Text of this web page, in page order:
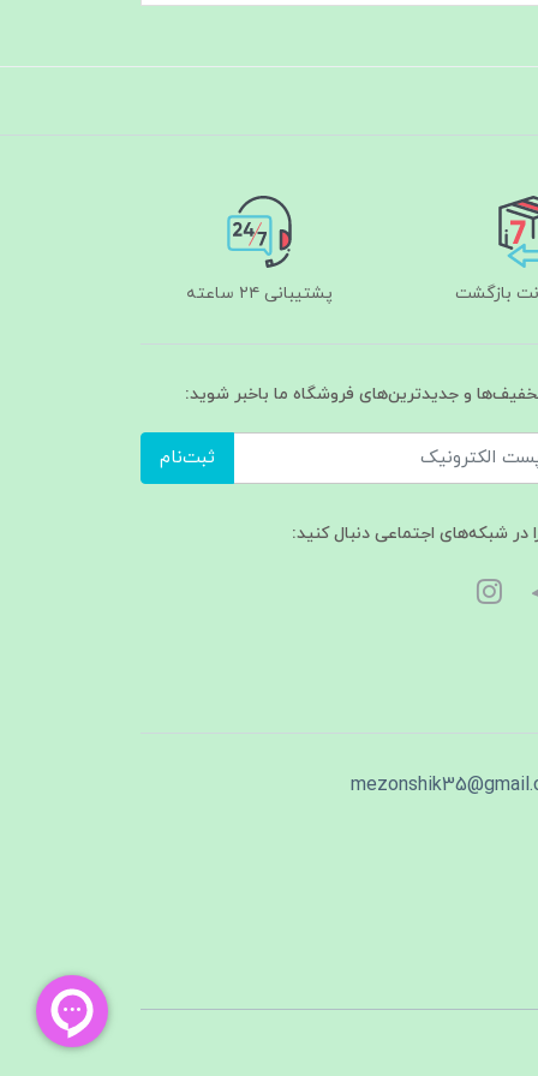
پشتیبانی ۲۴ ساعته
و جدیدترین‌های فروشگاه ما باخبر شوید:
ثبت‌نام
در شبکه‌های اجتماعی دنبال کنید: